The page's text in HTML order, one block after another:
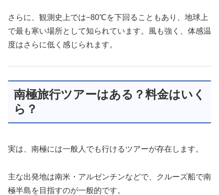
さらに、観測史上では−80℃を下回ることもあり、地球上
で最も寒い場所として知られています。風も強く、体感温
度はさらに低く感じられます。
南極旅行ツアーはある？料金はいく
ら？
実は、南極には一般人でも行けるツアーが存在します。
主な出発地は南米・アルゼンチンなどで、クルーズ船で南
極半島を目指すのが一般的です。